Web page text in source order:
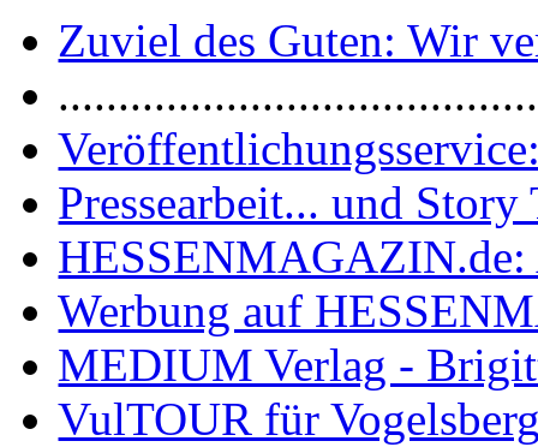
Zuviel des Guten: Wir
Pressearbeit... und
HESSENMAGAZIN.de:
Werbung auf
MEDIUM Verlag -
VulTOUR für